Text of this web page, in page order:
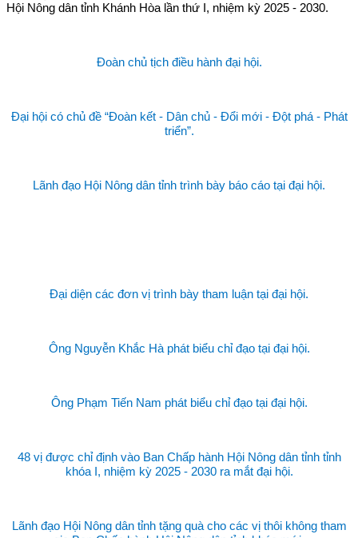
Hội Nông dân tỉnh Khánh Hòa lần thứ I, nhiệm kỳ 2025 - 2030.
Đoàn chủ tịch điều hành đại hội.
Đại hội có chủ đề “Đoàn kết - Dân chủ - Đổi mới - Đột phá - Phát
triển”.
Lãnh đạo Hội Nông dân tỉnh trình bày báo cáo tại đại hội.
Đại diện các đơn vị trình bày tham luận tại đại hội.
Ông Nguyễn Khắc Hà phát biểu chỉ đạo tại đại hội.
Ông Phạm Tiến Nam phát biểu chỉ đạo tại đại hội.
48 vị được chỉ định vào Ban Chấp hành Hội Nông dân tỉnh tỉnh
khóa I, nhiệm kỳ 2025 - 2030 ra mắt đại hội.
Lãnh đạo Hội Nông dân tỉnh tặng quà cho các vị thôi không tham